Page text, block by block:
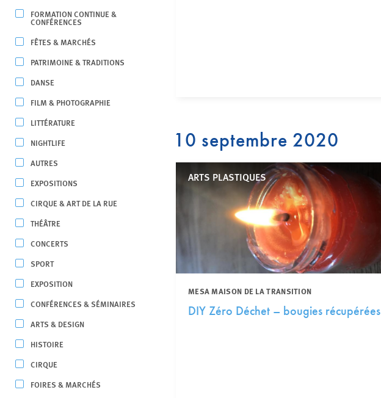
FORMATION CONTINUE &
CONFÉRENCES
FÊTES & MARCHÉS
PATRIMOINE & TRADITIONS
DANSE
FILM & PHOTOGRAPHIE
LITTÉRATURE
NIGHTLIFE
AUTRES
EXPOSITIONS
CIRQUE & ART DE LA RUE
THÉÂTRE
CONCERTS
SPORT
EXPOSITION
CONFÉRENCES & SÉMINAIRES
ARTS & DESIGN
HISTOIRE
CIRQUE
FOIRES & MARCHÉS
10 septembre 2020
ARTS PLASTIQUES
MESA MAISON DE LA TRANSITION
DIY Zéro Déchet – bougies récupérées